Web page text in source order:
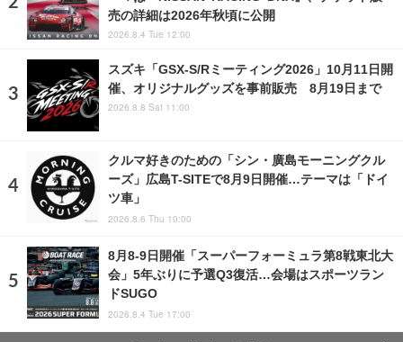
売の詳細は2026年秋頃に公開
2026.8.4 Tue 12:00
スズキ「GSX-S/Rミーティング2026」10月11日開
催、オリジナルグッズを事前販売 8月19日まで
2026.8.8 Sat 11:00
クルマ好きのための「シン・廣島モーニングクル
ーズ」広島T-SITEで8月9日開催…テーマは「ドイ
ツ車」
2026.8.6 Thu 10:00
8月8‐9日開催「スーパーフォーミュラ第8戦東北大
会」5年ぶりに予選Q3復活…会場はスポーツラン
ドSUGO
2026.8.4 Tue 17:00